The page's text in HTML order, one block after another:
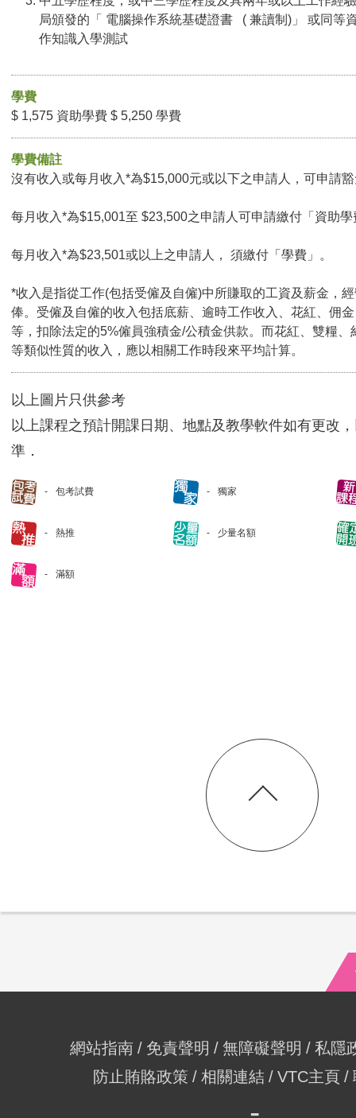
局頒發的「 電腦操作系統基礎證書 ( 兼讀制)」 或同等
作知識入學測試
學費
$ 1,575 資助學費 $ 5,250 學費
學費備註
沒有收入或每月收入*為$15,000元或以下之申請人，可申請
每月收入*為$15,001至 $23,500之申請人可申請繳付「資助學
每月收入*為$23,501或以上之申請人， 須繳付「學費」。
*收入是指從工作(包括受僱及自僱)中所賺取的工資及薪金，
俸。受僱及自僱的收入包括底薪、逾時工作收入、花紅、佣
等，扣除法定的5%僱員強積金/公積金供款。而花紅、雙糧、
等類似性質的收入，應以相關工作時段來平均計算。
以上圖片只供參考
以上課程之預計開課日期、地點及教學軟件如有更改
準．
包考試費 獨家
熱推 少量名額
滿額
網站指南 免責聲明 無障礙聲明
私隱
防止賄賂政策
相關連結 VTC主頁